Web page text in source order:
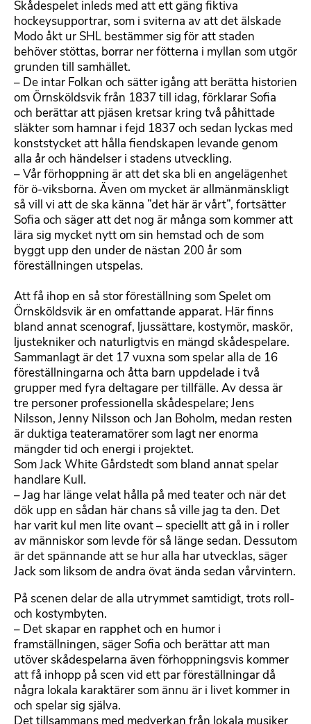
Skådespelet inleds med att ett gäng fiktiva
hockeysupportrar, som i sviterna av att det älskade
Modo åkt ur SHL bestämmer sig för att staden
behöver stöttas, borrar ner fötterna i myllan som utgör
grunden till samhället.
– De intar Folkan och sätter igång att berätta historien
om Örnsköldsvik från 1837 till idag, förklarar Sofia
och berättar att pjäsen kretsar kring två påhittade
släkter som hamnar i fejd 1837 och sedan lyckas med
konststycket att hålla fiendskapen levande genom
alla år och händelser i stadens utveckling.
– Vår förhoppning är att det ska bli en angelägenhet
för ö-viksborna. Även om mycket är allmänmänskligt
så vill vi att de ska känna ”det här är vårt”, fortsätter
Sofia och säger att det nog är många som kommer att
lära sig mycket nytt om sin hemstad och de som
byggt upp den under de nästan 200 år som
föreställningen utspelas.
Att få ihop en så stor föreställning som Spelet om
Örnsköldsvik är en omfattande apparat. Här finns
bland annat scenograf, ljussättare, kostymör, maskör,
ljustekniker och naturligtvis en mängd skådespelare.
Sammanlagt är det 17 vuxna som spelar alla de 16
föreställningarna och åtta barn uppdelade i två
grupper med fyra deltagare per tillfälle. Av dessa är
tre personer professionella skådespelare; Jens
Nilsson, Jenny Nilsson och Jan Boholm, medan resten
är duktiga teateramatörer som lagt ner enorma
mängder tid och energi i projektet.
Som Jack White Gårdstedt som bland annat spelar
handlare Kull.
– Jag har länge velat hålla på med teater och när det
dök upp en sådan här chans så ville jag ta den. Det
har varit kul men lite ovant – speciellt att gå in i roller
av människor som levde för så länge sedan. Dessutom
är det spännande att se hur alla har utvecklas, säger
Jack som liksom de andra övat ända sedan vårvintern.
På scenen delar de alla utrymmet samtidigt, trots roll-
och kostymbyten.
– Det skapar en rapphet och en humor i
framställningen, säger Sofia och berättar att man
utöver skådespelarna även förhoppningsvis kommer
att få inhopp på scen vid ett par föreställningar då
några lokala karaktärer som ännu är i livet kommer in
och spelar sig själva.